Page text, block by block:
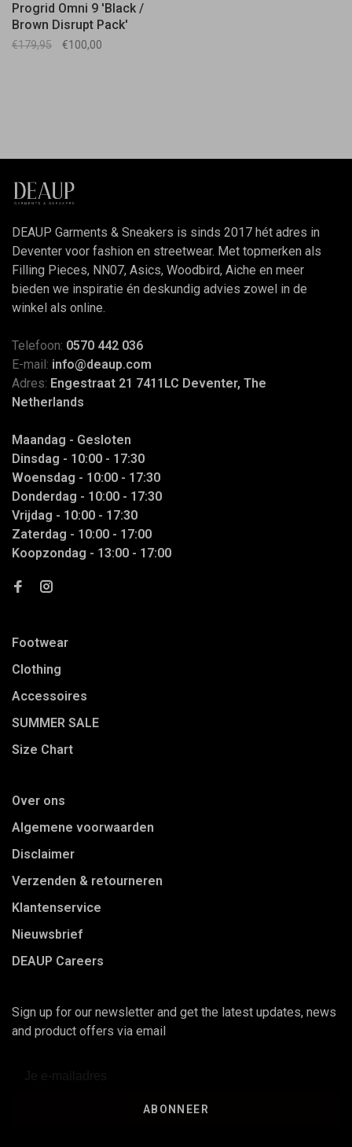
Progrid Omni 9 'Black /
Brown Disrupt Pack'
€179,95 €100,00
DEAUP Garments & Sneakers is sinds 2017 hét adres in
Deventer voor fashion en streetwear. Met topmerken als
Filling Pieces, NN07, Asics, Woodbird, Aiche en meer
bieden we inspiratie én deskundig advies zowel in de
winkel als online.
Telefoon: 0570 442 036
E-mail: info@deaup.com
Adres: Engestraat 21 7411LC Deventer, The
Netherlands
Maandag - Gesloten
Dinsdag - 10:00 - 17:30
Woensdag - 10:00 - 17:30
Donderdag - 10:00 - 17:30
Vrijdag - 10:00 - 17:30
Zaterdag - 10:00 - 17:00
Koopzondag - 13:00 - 17:00
Footwear
Clothing
Accessoires
SUMMER SALE
Size Chart
Over ons
Algemene voorwaarden
Disclaimer
Verzenden & retourneren
Klantenservice
Nieuwsbrief
DEAUP Careers
Sign up for our newsletter and get the latest updates, news
and product offers via email
ABONNEER